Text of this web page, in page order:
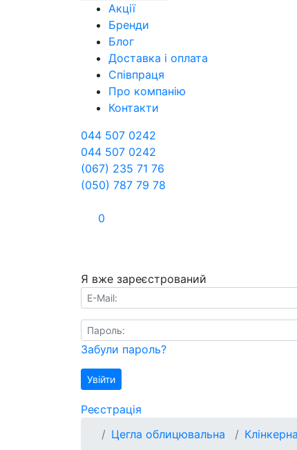
Акції
Бренди
Блог
Доставка і оплата
Співпраця
Про компанію
Контакти
044 507 0242
044 507 0242
(067) 235 71 76
(050) 787 79 78
0
Я вже зареєстрований
E-Mail:
Пароль:
Забули пароль?
Увійти
Реєстрація
Цегла облицювальна